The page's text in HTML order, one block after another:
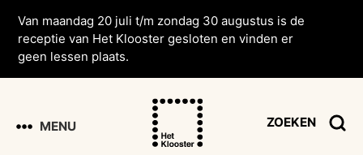
Van maandag 20 juli t/m zondag 30 augustus is de
receptie van Het Klooster gesloten en vinden er
geen lessen plaats.
MENU ZOEKEN